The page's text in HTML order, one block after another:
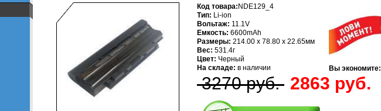
Код товара: NDE129_4
Тип: Li-ion
Вольтаж: 11.1V
Емкость: 6600mAh
Размеры: 214.00 x 78.80 x 22.65мм
Вес: 531.4г
Цвет: Черный
На складе: в наличии
3270 руб. 2863 руб.
Вы экономите: